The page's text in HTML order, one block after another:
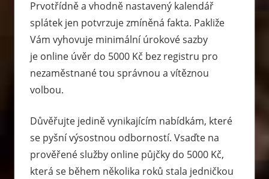
Prvotřídně a vhodně nastavený kalendář
splátek jen potvrzuje zmíněná fakta. Pakliže
Vám vyhovuje minimální úrokové sazby
je online úvěr do 5000 Kč bez registru pro
nezaměstnané tou správnou a vítěznou
volbou.
Důvěřujte jedině vynikajícím nabídkám, které
se pyšní výsostnou odborností. Vsaďte na
prověřené služby online půjčky do 5000 Kč,
která se během několika roků stala jedničkou